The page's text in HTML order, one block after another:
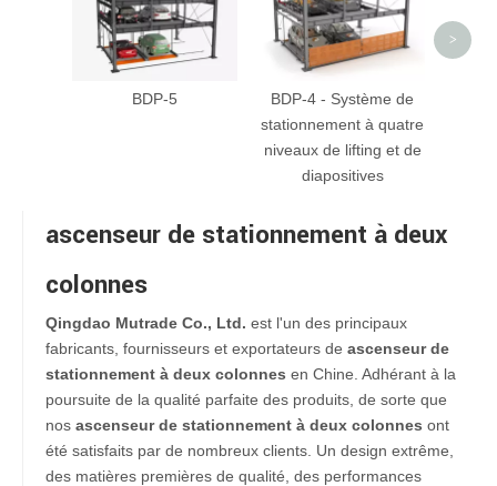
BDP-5
BDP-4 - Système de
stationnement à quatre
niveaux de lifting et de
diapositives
>
ascenseur de stationnement à deux
colonnes
Qingdao Mutrade Co., Ltd. est l'un des principaux
fabricants, fournisseurs et exportateurs de ascenseur de
stationnement à deux colonnes en Chine. Adhérant à la
poursuite de la qualité parfaite des produits, de sorte que
nos ascenseur de stationnement à deux colonnes ont
été satisfaits par de nombreux clients. Un design extrême,
des matières premières de qualité, des performances